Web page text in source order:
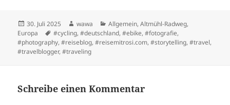
Posted
on
30. Juli 2025 Author
wawa Categories
Allgemein,Altmühl-Radweg,
Europa
Tags
#cycling,#deutschland,#ebike,#fotografie,
#photography,#reiseblog,#reisemitrosi.com,#storytelling,#travel,
#travelblogger,#traveling
Schreibe einen Kommentar